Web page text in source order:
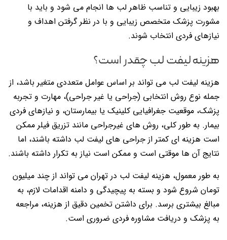
بهبود زیبایی و تناسب ظاهر لب ها انجام می شود و باید با
مشورت پزشک متخصص زیبایی و با در نظر گرفتن اهداف و
نیازهای فردی انتخاب شوند.
هزینه لیفت لب چقدر است؟
هزینه لیفت لب می تواند بر اساس عوامل متعددی متغیر باشد، از
جمله نوع روش انتخابی (جراحی یا غیر جراحی)، مهارت و تجربه
پزشک، موقعیت جغرافیایی کلینیک یا بیمارستان، و نیازهای فردی
بیمار. به طور کلی، روش های غیرجراحی مانند تزریق فیلر ممکن
است هزینه ای کمتر از جراحی های لیفت لب داشته باشند، اما
نتایج آن ها موقتی است و ممکن است نیاز به تکرار داشته باشند.
به طور معمول، هزینه لیفت لب در تهران می تواند از چند میلیون
تومان شروع شود و بسته به پیچیدگی و دامنه اقدامات لازم، به
مبالغ بیشتری برسد. برای داشتن تخمین دقیق از هزینه، مراجعه
به پزشک و دریافت مشاوره فردی ضروری است.